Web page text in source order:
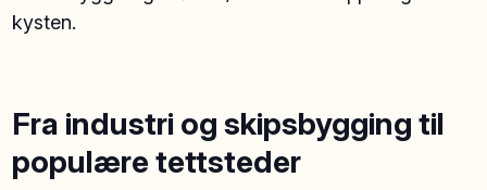
kysten.
Fra industri og skipsbygging til
populære tettsteder